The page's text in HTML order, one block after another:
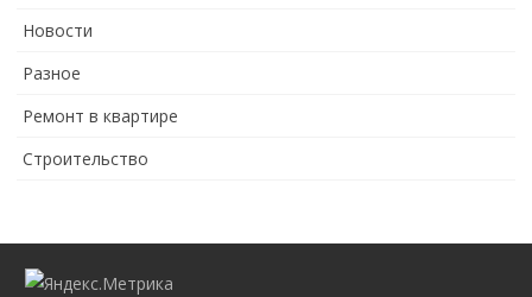
Новости
Разное
Ремонт в квартире
Строительство